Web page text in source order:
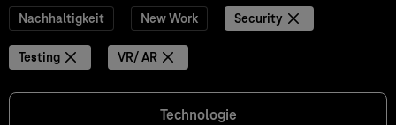
Nachhaltigkeit New Work Security
Testing VR/ AR
Technologie